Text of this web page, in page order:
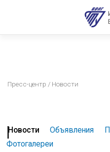
Пресс-центр / Новости
Новости Объявления
Фотогалереи